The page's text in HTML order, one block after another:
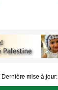
Dernière mise à jour: